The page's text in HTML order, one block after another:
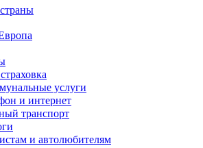
услуги
и интернет
транспорт
и автолюбителям